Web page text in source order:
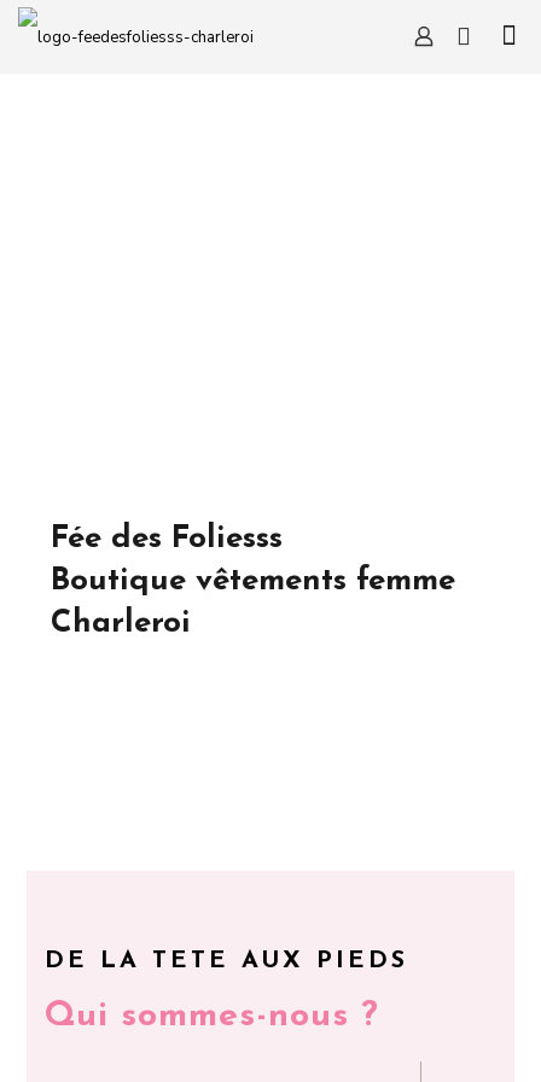
Fée des Foliesss
Boutique vêtements femme
Charleroi
DE LA TETE AUX PIEDS
Qui sommes-nous ?